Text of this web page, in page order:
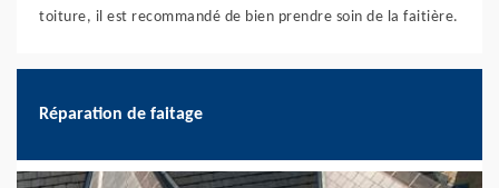
toiture, il est recommandé de bien prendre soin de la faitière.
Réparation de faitage